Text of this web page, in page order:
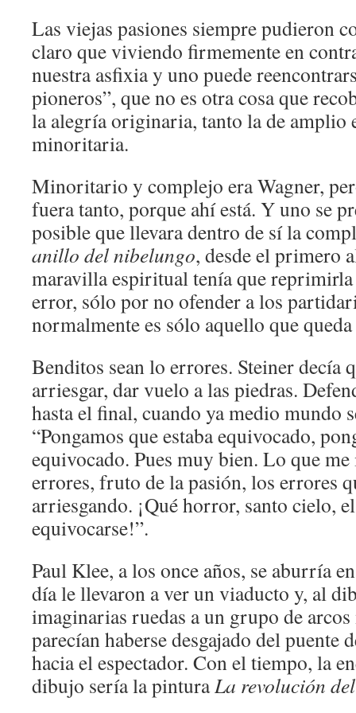
Las viejas pasiones siempre pudieron
claro que viviendo firmemente en
nuestra asfixia y uno puede
pioneros”, que no es otra cosa que
la alegría originaria, tanto la de amplio
minoritaria.
Minoritario y complejo era Wagner,
fuera tanto, porque ahí está. Y uno se
posible que llevara dentro de sí la
anillo del nibelungo, desde el primero
maravilla espiritual tenía que
error, sólo por no ofender a los
normalmente es sólo aquello que
Benditos sean lo errores. Steiner decía
arriesgar, dar vuelo a las piedras.
hasta el final, cuando ya medio mundo
“Pongamos que estaba equivocado,
equivocado. Pues muy bien. Lo que
errores, fruto de la pasión, los errores
arriesgando. ¡Qué horror, santo cielo,
equivocarse!”.
Paul Klee, a los once años, se aburría
día le llevaron a ver un viaducto y, al
imaginarias ruedas a un grupo de
parecían haberse desgajado del puente
hacia el espectador. Con el tiempo, la
dibujo sería la pinturaLa revolución